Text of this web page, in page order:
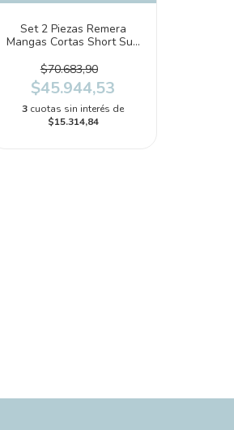
Set 2 Piezas Remera
Mangas Cortas Short Sun
$70.683,90
$45.944,53
3 cuotas sin interés de
$15.314,84